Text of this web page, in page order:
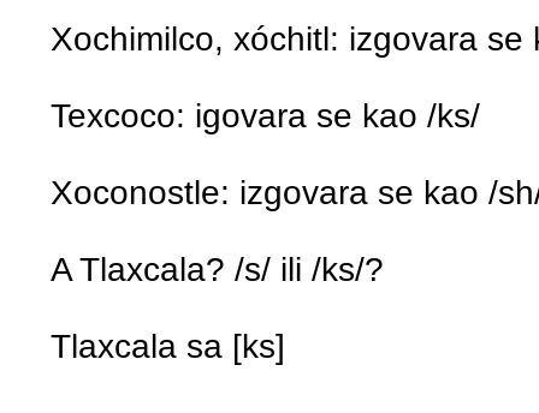
Xochimilco, xóchitl: izgovara se
Texcoco: igovara se kao /ks/
Xoconostle: izgovara se kao /
A Tlaxcala? /s/ ili /ks/?
Tlaxcala sa [ks]